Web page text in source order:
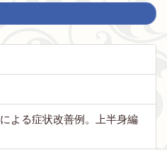
よる症状改善例。上半身編